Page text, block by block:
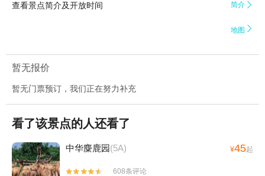
查看景点简介及开放时间 简介 
地图 
暂无报价
暂无门票预订，我们正在努力补充
看了该景点的人还看了
中华麋鹿园(5A) ¥45起


608条评论